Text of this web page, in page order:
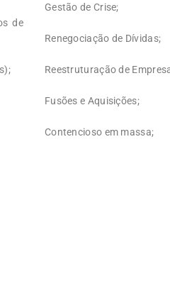
de
Gestão de Crise;
Renegociação de Dívidas;
Reestruturação de
Fusões e Aquisições;
Contencioso em massa;